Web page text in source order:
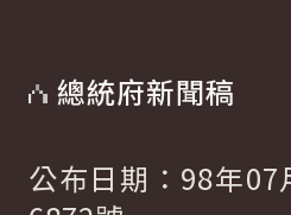
總統府新聞稿
公布日期：98年07